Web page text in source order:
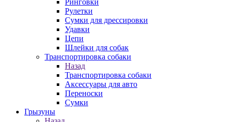
Ринговки
Рулетки
Сумки для дрессировки
Удавки
Цепи
Шлейки для собак
Транспортировка собаки
Назад
Транспортировка собаки
Аксессуары для авто
Переноски
Сумки
Грызуны